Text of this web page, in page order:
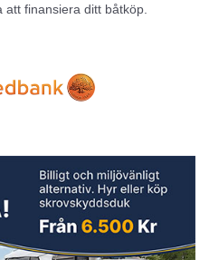
finansiera ditt båtköp.